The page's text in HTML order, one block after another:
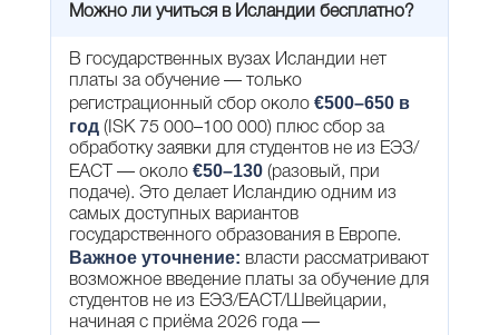
Можно ли учиться в Исландии бесплатно?
В государственных вузах Исландии нет
платы за обучение — только
регистрационный сбор около €500–650 в
год (ISK 75 000–100 000) плюс сбор за
обработку заявки для студентов не из ЕЭЗ/
ЕАСТ — около €50–130 (разовый, при
подаче). Это делает Исландию одним из
самых доступных вариантов
государственного образования в Европе.
Важное уточнение: власти рассматривают
возможное введение платы за обучение для
студентов не из ЕЭЗ/ЕАСТ/Швейцарии,
начиная с приёма 2026 года —